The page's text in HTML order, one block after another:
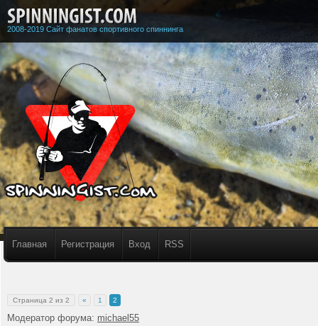
2008-2019 Сайт фанатов спортивного спиннинга
Главная Регистрация Вход RSS
Страница 2 из 2 « 1 2
Модератор форума: michael55